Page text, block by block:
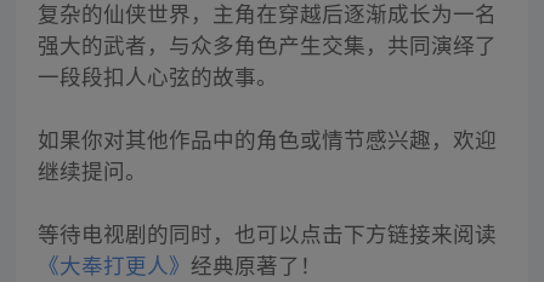
复杂的仙侠世界，主角在穿越后逐渐成长为一名
强大的武者，与众多角色产生交集，共同演绎了
一段段扣人心弦的故事。
如果你对其他作品中的角色或情节感兴趣，欢迎
继续提问。
等待电视剧的同时，也可以点击下方链接来阅读
《大奉打更人》 经典原著了！